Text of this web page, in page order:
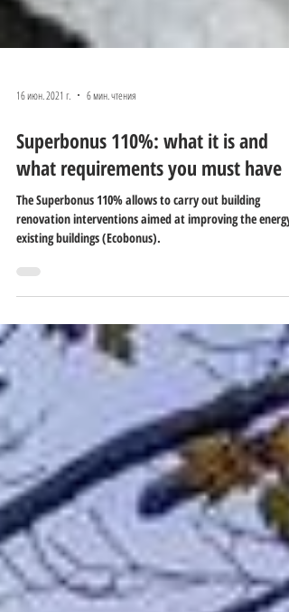
16 июн. 2021 г. 6 мин. чтения
Superbonus 110%: what it is and
what requirements you must have
The Superbonus 110% allows to carry out building
existing buildings (Ecobonus).